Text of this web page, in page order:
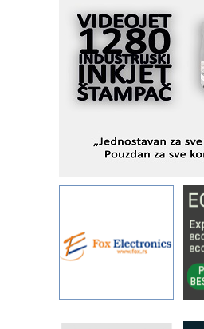
KIP KOP – napredna
savremene
objekte
Alba d.o.o. – 35
metrologiji i pametnim
rešenjima
STAUFF –
sistema
YAMADA pumpe –
pouzdanost u
Filtration Group
rešenja za filtraciju u
procesnim sistemima
Art Utopia Studio –